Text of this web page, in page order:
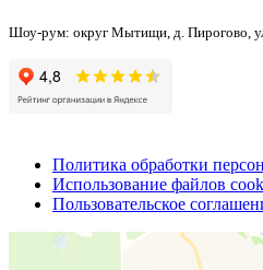
Шоу-рум: округ Мытищи, д. Пирогово,
Политика обработки
Использование файлов
Пользовательское